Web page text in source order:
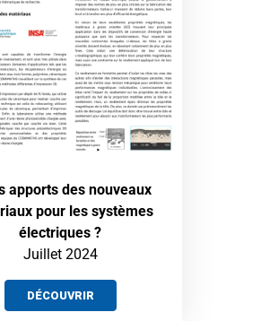
apports des nouveaux
pour les systèmes
électriques ?
Juillet 2024
DÉCOUVRIR